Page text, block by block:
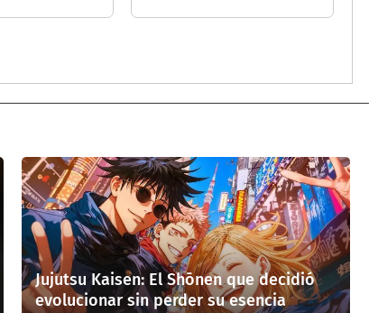
Jujutsu Kaisen: El Shōnen que decidió
evolucionar sin perder su esencia